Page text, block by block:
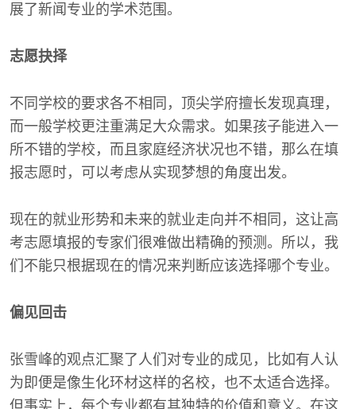
展了新闻专业的学术范围。
志愿抉择
不同学校的要求各不相同，顶尖学府擅长发现真理，
而一般学校更注重满足大众需求。如果孩子能进入一
所不错的学校，而且家庭经济状况也不错，那么在填
报志愿时，可以考虑从实现梦想的角度出发。
现在的就业形势和未来的就业走向并不相同，这让高
考志愿填报的专家们很难做出精确的预测。所以，我
们不能只根据现在的情况来判断应该选择哪个专业。
偏见回击
张雪峰的观点汇聚了人们对专业的成见，比如有人认
为即便是像生化环材这样的名校，也不太适合选择。
但事实上，每个专业都有其独特的价值和意义。在这